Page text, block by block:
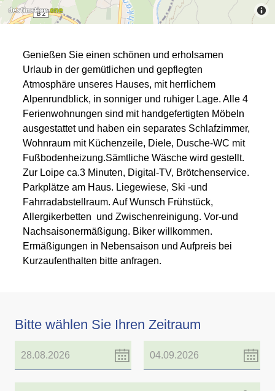
Genießen Sie einen schönen und erholsamen
Urlaub in der gemütlichen und gepflegten
Atmosphäre unseres Hauses, mit herrlichem
Alpenrundblick, in sonniger und ruhiger Lage. Alle 4
Ferienwohnungen sind mit handgefertigten Möbeln
ausgestattet und haben ein separates Schlafzimmer,
Wohnraum mit Küchenzeile, Diele, Dusche-WC mit
Fußbodenheizung.Sämtliche Wäsche wird gestellt.
Zur Loipe ca.3 Minuten, Digital-TV, Brötchenservice.
Parkplätze am Haus. Liegewiese, Ski -und
Fahrradabstellraum. Auf Wunsch Frühstück,
Allergikerbetten und Zwischenreinigung. Vor-und
Nachsaisonermäßigung. Biker willkommen.
Ermäßigungen in Nebensaison und Aufpreis bei
Kurzaufenthalten bitte anfragen.
Bitte wählen Sie Ihren Zeitraum